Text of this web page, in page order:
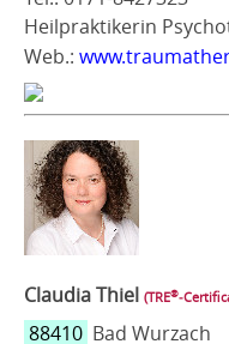
Heilpraktikerin
Web.:
Claudia Thiel (TRE®
88410 Bad Wurzach